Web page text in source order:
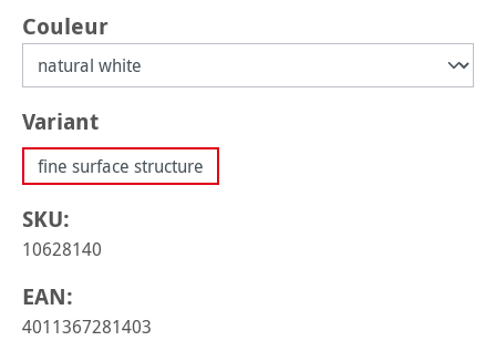
Sélectionnez
Couleur
Sélectionnez
Variant
fine surface structure
SKU:
10628140
EAN:
4011367281403